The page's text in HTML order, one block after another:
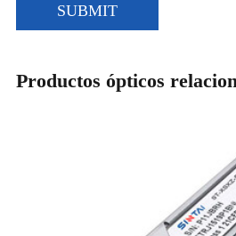
SUBMIT
Productos ópticos